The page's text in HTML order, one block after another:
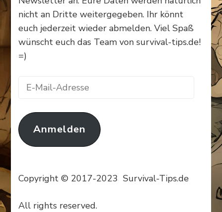
nicht an Dritte weitergegeben. Ihr könnt
euch jederzeit wieder abmelden. Viel Spaß
wünscht euch das Team von survival-tips.de!
=)
E-
Adresse
Anmelden
Copyright © 2017-2023 Survival-Tips.de
All rights reserved.